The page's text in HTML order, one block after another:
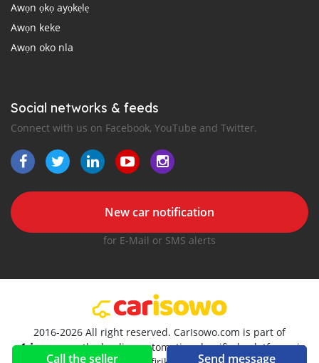
Call the seller Send message
Awọn ọkọ ayọkẹlẹ
Awọn keke
Awọn oko nla
Social networks & feeds
Connect with us on Facebook, YouTube and Twitter.
New car notification
for E-Mail or SMS alerts
2016-2026 All right reserved. CarIsowo.com is part of
, the leading automotive classifieds platforms in